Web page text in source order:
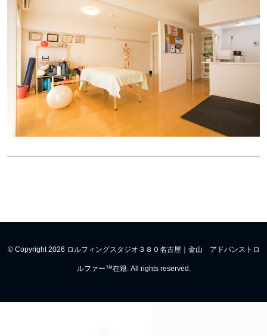
© Copyright 2026 ロルフィングスタジオ３８０名古屋｜金山 アドバンストロ
ルファー™在籍. All rights reserved.